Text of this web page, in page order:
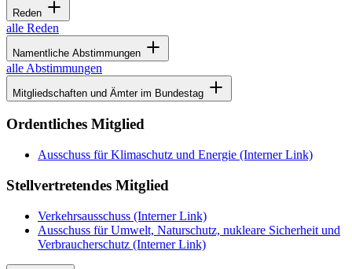
Reden
alle Reden
Namentliche Abstimmungen
alle Abstimmungen
Mitgliedschaften und Ämter im Bundestag
Ordentliches Mitglied
Ausschuss für Klimaschutz und Energie (Interner Link)
Stellvertretendes Mitglied
Verkehrsausschuss (Interner Link)
Ausschuss für Umwelt, Naturschutz, nukleare Sicherheit und
Verbraucherschutz (Interner Link)